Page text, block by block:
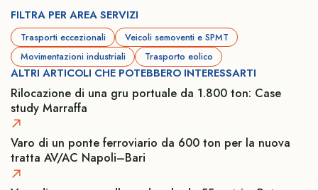
FILTRA PER AREA SERVIZI
Trasporti eccezionali
Veicoli semoventi e SPMT
Movimentazioni industriali
Trasporto eolico
ALTRI ARTICOLI CHE POTEBBERO INTERESSARTI
Rilocazione di una gru portuale da 1.800 ton: Case
study Marraffa
Varo di un ponte ferroviario da 600 ton per la nuova
tratta AV/AC Napoli–Bari